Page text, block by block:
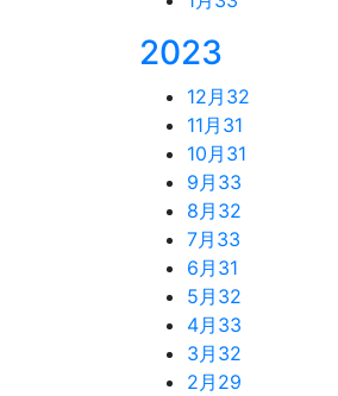
2023
12月 32
11月 31
10月 31
9月 33
8月 32
7月 33
6月 31
5月 32
4月 33
3月 32
2月 29